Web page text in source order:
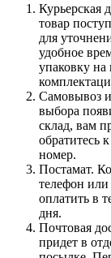
Курьерская
товар
для
удобное
упаковку на
Самовывоз
выбора
склад, вам
обратитесь
номер.
Постамат.
телефон
оплатить в
дня.
Почтовая
придет в